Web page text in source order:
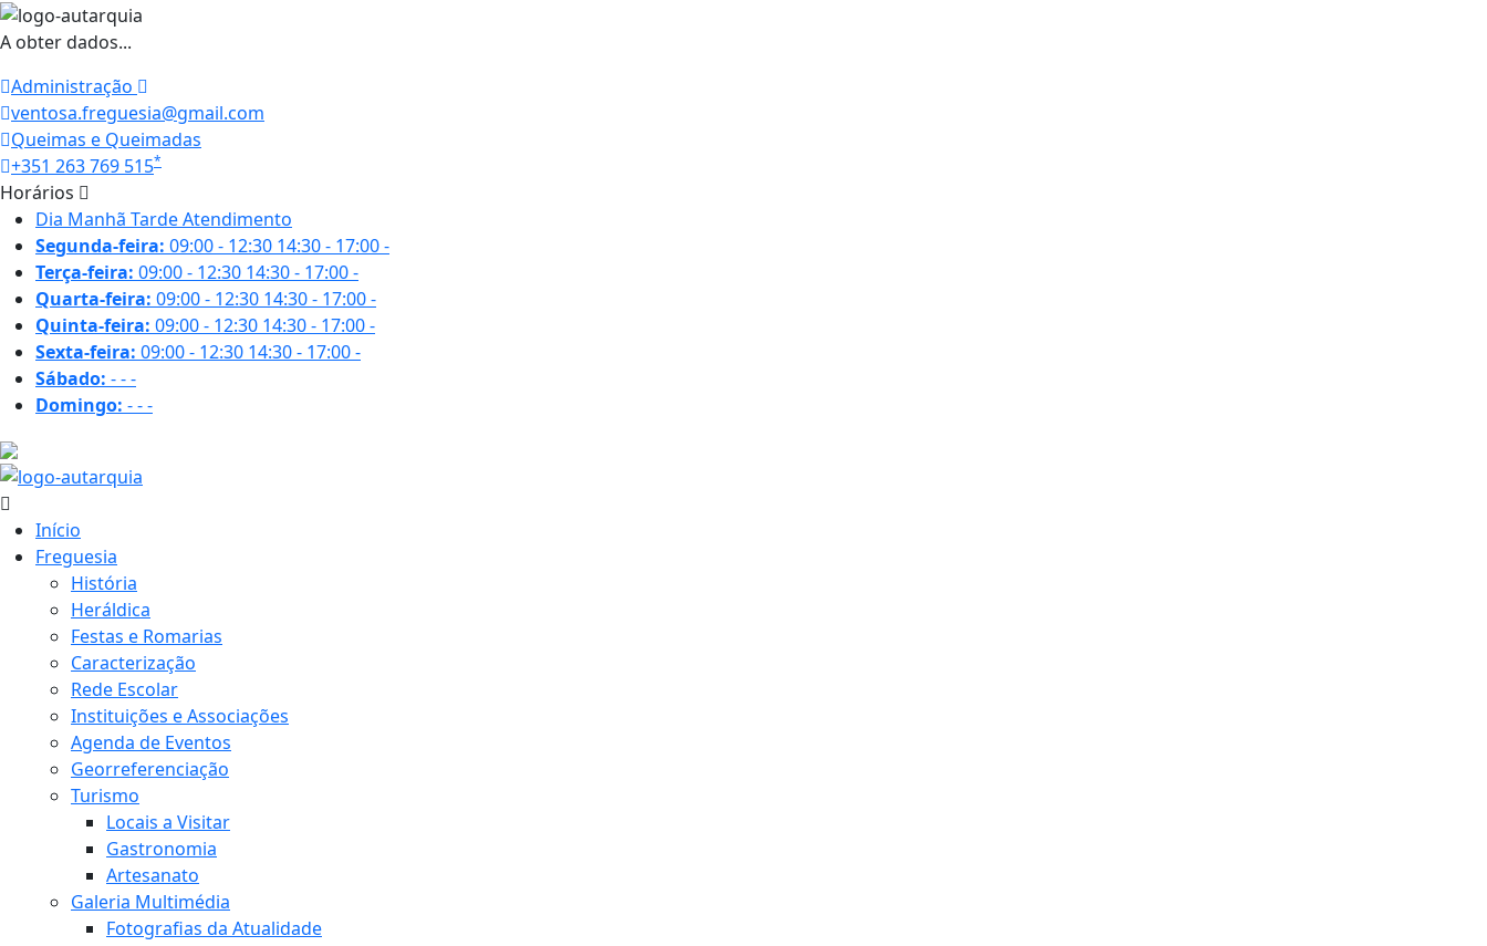
A obter dados...
Administração
ventosa.freguesia@gmail.com
Queimas e Queimadas
+351 263 769 515*
Horários
Dia Manhã TardeAtendimento
Segunda-feira: 09:00 - 12:30 14:30 - 17:00-
Terça-feira: 09:00 - 12:30 14:30 - 17:00-
Quarta-feira: 09:00 - 12:30 14:30 - 17:00-
Quinta-feira: 09:00 - 12:30 14:30 - 17:00-
Sexta-feira: 09:00 - 12:30 14:30 - 17:00-
Sábado: ---
Domingo: ---
Início
Freguesia
História
Heráldica
Festas e Romarias
Caracterização
Rede Escolar
Instituições e Associações
Agenda de Eventos
Georreferenciação
Turismo
Locais a Visitar
Gastronomia
Artesanato
Galeria Multimédia
Fotografias da Atualidade